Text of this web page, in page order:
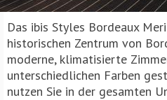
Das ibis Styles Bordeaux
historischen Zentrum von
moderne, klimatisierte
unterschiedlichen Farben
nutzen Sie in der gesamten